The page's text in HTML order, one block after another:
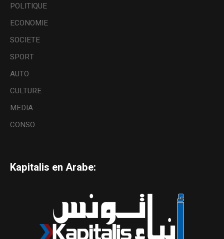
POLITIQUE
ECONOMIE
SOCIETE
SPORT
AUTO
CULTURE
MEDIA
CONSO
Kapitalis en Arabe: